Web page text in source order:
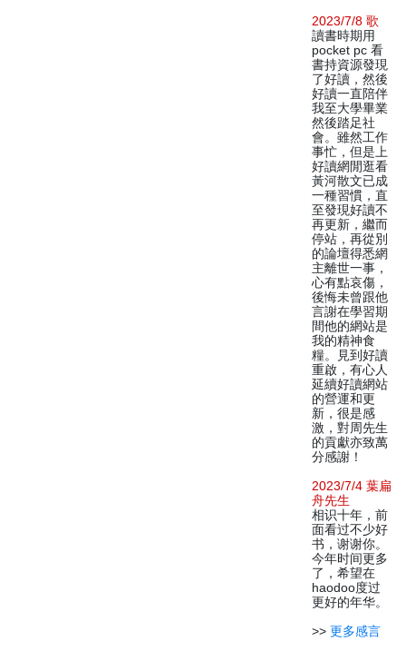
2023/7/8 歌
讀書時期用
pocket pc 看
書持資源發現
了好讀，然後
好讀一直陪伴
我至大學畢業
然後踏足社
會。雖然工作
事忙，但是上
好讀網閒逛看
黃河散文已成
一種習慣，直
至發現好讀不
再更新，繼而
停站，再從別
的論壇得悉網
主離世一事，
心有點哀傷，
後悔未曾跟他
言謝在學習期
間他的網站是
我的精神食
糧。見到好讀
重啟，有心人
延續好讀網站
的營運和更
新，很是感
激，對周先生
的貢獻亦致萬
分感謝！
2023/7/4 葉扁
舟先生
相识十年，前
面看过不少好
书，谢谢你。
今年时间更多
了，希望在
haodoo度过
更好的年华。
>> 更多感言